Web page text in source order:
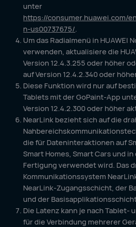
unter
https://consumer.huawei.com/
n-us00737675/
Um das Radialmenü in HUAWEI
verwenden, aktualisiere die
Version 12.4.3.255 oder höher
auf Version 12.4.2.340 oder
Diese Funktion wird nur auf
Tablets mit der GoPaint-App
Version 12.4.2.300 oder höher
NearLink bezieht sich auf die
die für Dateninteraktionen auf
Smart Homes, Smart Cars und
Fertigung verwendet wird. Das
Kommunikationssystem
NearLink-Zugangsschicht, der
und der
Die Latenz kann je nach Tablet-
für die Verbindung mehrerer